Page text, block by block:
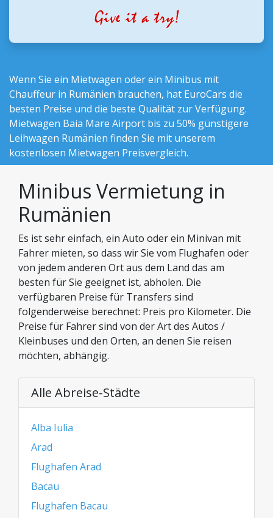
Wenn Sie ein Mietwagen oder ein Minibus mit
Chauffeur in Rumänien brauchen, hat EuroCars die
besten Preise und die beste Qualität zur Verfügung.
Mietwagen Baia Mare Airport bis zu 50% günstigere
Leihwagen Rumänien finden Sie mit unserem
kostenlosen Mietwagen Preisvergleich.
Minibus Vermietung in
Rumänien
Es ist sehr einfach, ein Auto oder ein Minivan mit
Fahrer mieten, so dass wir Sie vom Flughafen oder
von jedem anderen Ort aus dem Land das am
besten für Sie geeignet ist, abholen. Die
verfügbaren Preise für Transfers sind
folgenderweise berechnet: Preis pro Kilometer. Die
Preise für Fahrer sind von der Art des Autos /
Kleinbuses und den Orten, an denen Sie reisen
möchten, abhängig.
Alle Abreise-Städte
Alba Iulia
Arad
Flughafen Arad
Bacau
Flughafen Bacau